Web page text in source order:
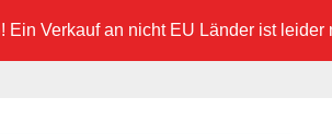
Verkauf an nicht EU Länder ist leider